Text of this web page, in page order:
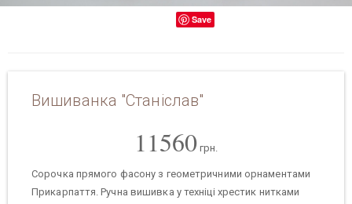
Save
Вишиванка "Станіслав"
11560 грн.
Сорочка прямого фасону з геометричними орнаментами
Прикарпаття. Ручна вишивка у техніці хрестик нитками